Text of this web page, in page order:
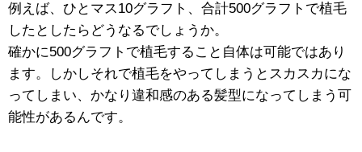
例えば、ひとマス10グラフト、合計500グラフトで植毛
したとしたらどうなるでしょうか。
確かに500グラフトで植毛すること自体は可能ではあり
ます。しかしそれで植毛をやってしまうとスカスカにな
ってしまい、かなり違和感のある髪型になってしまう可
能性があるんです。